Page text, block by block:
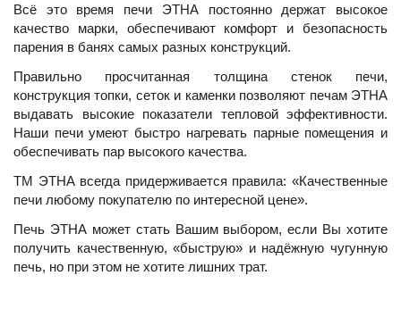
Всё это время печи ЭТНА постоянно держат высокое
качество марки, обеспечивают комфорт и безопасность
парения в банях самых разных конструкций.
Правильно просчитанная толщина стенок печи,
конструкция топки, сеток и каменки позволяют печам ЭТНА
выдавать высокие показатели тепловой эффективности.
Наши печи умеют быстро нагревать парные помещения и
обеспечивать пар высокого качества.
ТМ ЭТНА всегда придерживается правила: «Качественные
печи любому покупателю по интересной цене».
Печь ЭТНА может стать Вашим выбором, если Вы хотите
получить качественную, «быструю» и надёжную чугунную
печь, но при этом не хотите лишних трат.